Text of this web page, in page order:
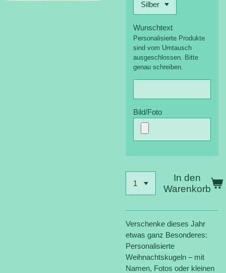
Wunschtext
Personalisierte Produkte
sind vom Umtausch
ausgeschlossen. Bitte
genau schreiben.
Bild/Foto
In den
Warenkorb
Verschenke dieses Jahr
etwas ganz Besonderes:
Personalisierte
Weihnachtskugeln – mit
Namen, Fotos oder kleinen